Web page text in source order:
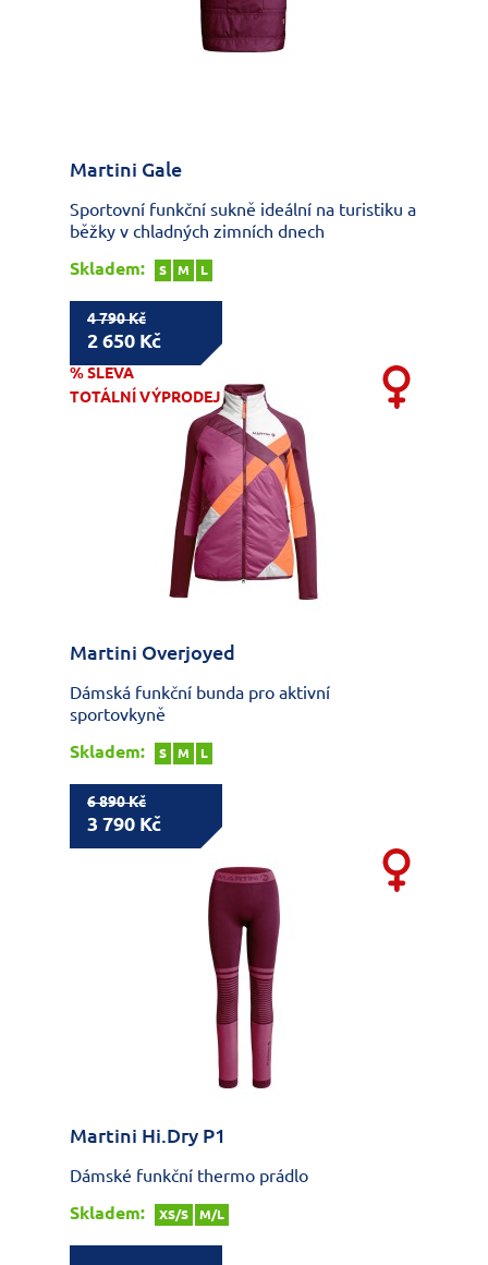
Martini Gale
Sportovní funkční sukně ideální na turistiku a
běžky v chladných zimních dnech
Skladem:
S M L
4 790 Kč
2 650 Kč
% SLEVA
TOTÁLNÍ VÝPRODEJ
Martini Overjoyed
Dámská funkční bunda pro aktivní
sportovkyně
Skladem:
S M L
6 890 Kč
3 790 Kč
Martini Hi.Dry P1
Dámské funkční thermo prádlo
Skladem:
XS/S M/L